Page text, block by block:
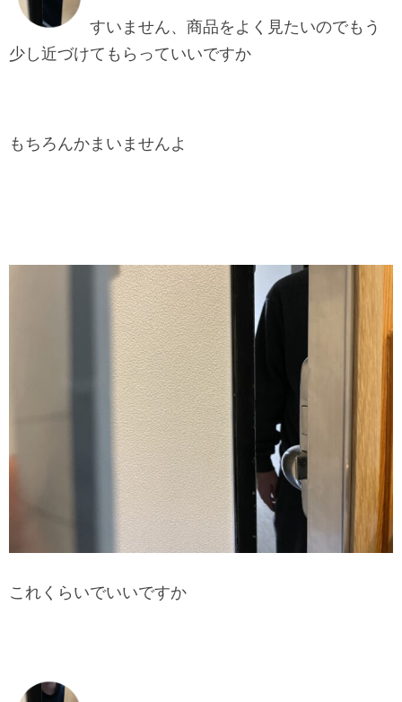
すいません、商品をよく見たいのでもう
少し近づけてもらっていいですか
もちろんかまいませんよ
これくらいでいいですか